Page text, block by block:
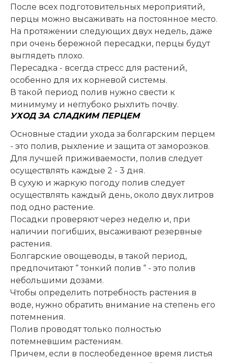
После всех подготовительных мероприятий,
перцы можно высаживать на постоянное место.
На протяжении следующих двух недель, даже
при очень бережной пересадки, перцы будут
выглядеть плохо.
Пересадка - всегда стресс для растений,
особенно для их корневой системы.
В такой период полив нужно свести к
минимуму и неглубоко рыхлить почву.
УХОД ЗА СЛАДКИМ ПЕРЦЕМ
Основные стадии ухода за болгарским перцем
- это полив, рыхление и защита от заморозков.
Для лучшей приживаемости, полив следует
осуществлять каждые 2 - 3 дня.
В сухую и жаркую погоду полив следует
осуществлять каждый день, около двух литров
под одно растение.
Посадки проверяют через неделю и, при
наличии погибших, высаживают резервные
растения.
Болгарские овощеводы, в такой период,
предпочитают “ тонкий полив “ - это полив
небольшими дозами.
Чтобы определить потребность растения в
воде, нужно обратить внимание на степень его
потемнения.
Полив проводят только полностью
потемневшим растениям.
Причем, если в послеобеденное время листья